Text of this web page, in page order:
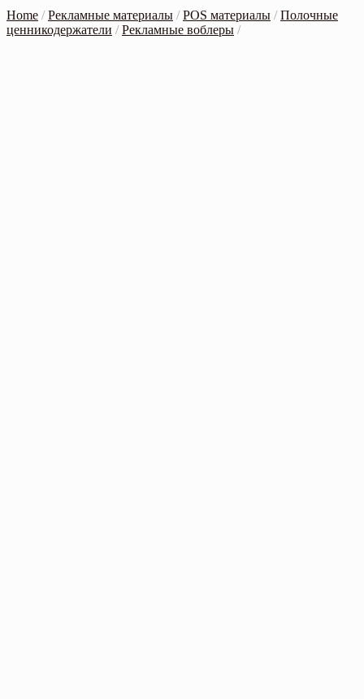
Home /Рекламные материалы /POS материалы /Полочные
ценникодержатели /Рекламные воблеры /